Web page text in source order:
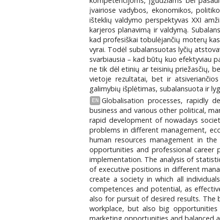
įvairiose vadybos, ekonomikos,
išteklių valdymo perspektyvas XXI
karjeros planavimą ir valdymą.
kad profesiškai tobulėjančių moterų
vyrai. Todėl subalansuotas lyčių
svarbiausia – kad būtų kuo efektyviau
ne tik dėl etinių ar teisinių priežasčių,
vietoje rezultatai, bet ir
galimybių išplėtimas, subalansuota ir
EN Globalisation processes, rapidly
business and various other political,
rapid development of nowadays
problems in different management,
human resources management in
opportunities and professional career
implementation. The analysis of
of executive positions in different
create a society in which all
competences and potential, as
also for pursuit of desired results. The
workplace, but also big